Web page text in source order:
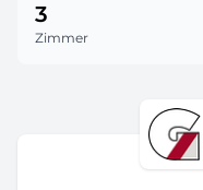
Zimmer
3